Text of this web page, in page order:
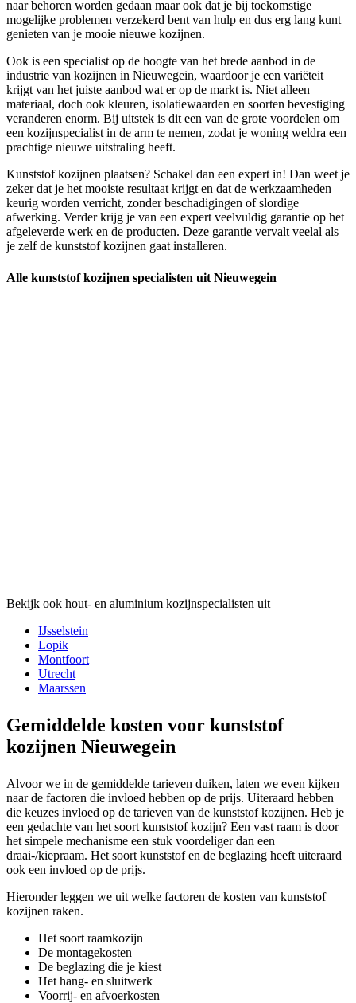
naar behoren worden gedaan maar ook dat je bij toekomstige
mogelijke problemen verzekerd bent van hulp en dus erg lang kunt
genieten van je mooie nieuwe kozijnen.
Ook is een specialist op de hoogte van het brede aanbod in de
industrie van kozijnen in Nieuwegein, waardoor je een variëteit
krijgt van het juiste aanbod wat er op de markt is. Niet alleen
materiaal, doch ook kleuren, isolatiewaarden en soorten bevestiging
veranderen enorm. Bij uitstek is dit een van de grote voordelen om
een kozijnspecialist in de arm te nemen, zodat je woning weldra een
prachtige nieuwe uitstraling heeft.
Kunststof kozijnen plaatsen? Schakel dan een expert in! Dan weet je
zeker dat je het mooiste resultaat krijgt en dat de werkzaamheden
keurig worden verricht, zonder beschadigingen of slordige
afwerking. Verder krijg je van een expert veelvuldig garantie op het
afgeleverde werk en de producten. Deze garantie vervalt veelal als
je zelf de kunststof kozijnen gaat installeren.
Alle kunststof kozijnen specialisten uit Nieuwegein
Bekijk ook hout- en aluminium kozijnspecialisten uit
IJsselstein
Lopik
Montfoort
Utrecht
Maarssen
Gemiddelde kosten voor kunststof
kozijnen Nieuwegein
Alvoor we in de gemiddelde tarieven duiken, laten we even kijken
naar de factoren die invloed hebben op de prijs. Uiteraard hebben
die keuzes invloed op de tarieven van de kunststof kozijnen. Heb je
een gedachte van het soort kunststof kozijn? Een vast raam is door
het simpele mechanisme een stuk voordeliger dan een
draai-/kiepraam. Het soort kunststof en de beglazing heeft uiteraard
ook een invloed op de prijs.
Hieronder leggen we uit welke factoren de kosten van kunststof
kozijnen raken.
Het soort raamkozijn
De montagekosten
De beglazing die je kiest
Het hang- en sluitwerk
Voorrij- en afvoerkosten